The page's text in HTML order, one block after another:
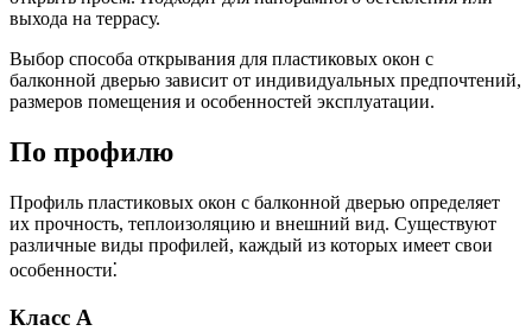
выхода на террасу.
Выбор способа открывания для пластиковых окон с
балконной дверью зависит от индивидуальных предпочтений,
размеров помещения и особенностей эксплуатации.
По профилю
Профиль пластиковых окон с балконной дверью определяет
их прочность, теплоизоляцию и внешний вид. Существуют
различные виды профилей, каждый из которых имеет свои
особенности⁚
Класс А